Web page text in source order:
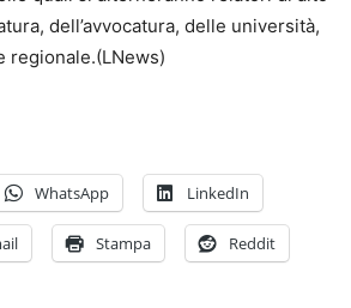
dell’avvocatura, delle università,
regionale.(LNews)
WhatsApp LinkedIn
Stampa Reddit